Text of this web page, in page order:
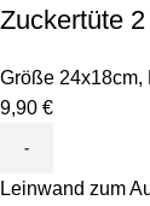
Zuckertüte 2
Größe 24x18cm,
9,90 €
Leinwand zum